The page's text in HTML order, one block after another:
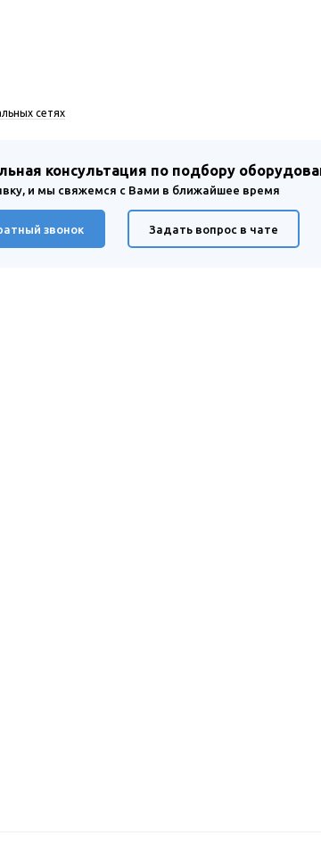
сетях
консультация по подбору
и мы свяжемся с Вами в ближайшее время
звонок Задать вопрос в чате